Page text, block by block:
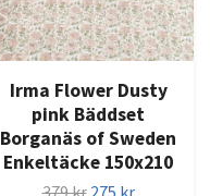
Irma Flower Dusty
pink Bäddset
Borganäs of Sweden
Enkeltäcke 150x210
379 kr 275 kr